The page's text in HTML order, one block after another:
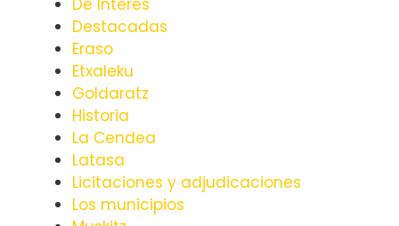
De Interés
Destacadas
Eraso
Etxaleku
Goldaratz
Historia
La Cendea
Latasa
Licitaciones y adjudicaciones
Los municipios